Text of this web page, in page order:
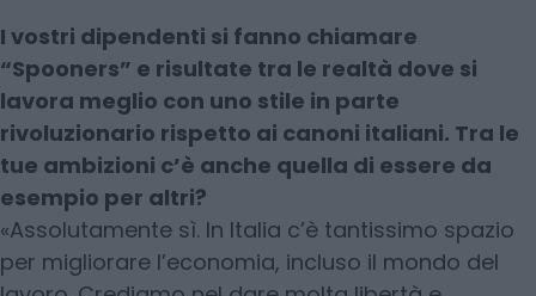
I vostri dipendenti si fanno chiamare
“Spooners” e risultate tra le realtà dove si
lavora meglio con uno stile in parte
rivoluzionario rispetto ai canoni italiani. Tra le
tue ambizioni c’è anche quella di essere da
esempio per altri?
«Assolutamente sì. In Italia c’è tantissimo spazio
per migliorare l’economia, incluso il mondo del